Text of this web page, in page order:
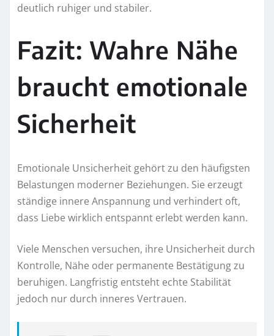
deutlich ruhiger und stabiler.
Fazit: Wahre Nähe
braucht emotionale
Sicherheit
Emotionale Unsicherheit gehört zu den häufigsten
Belastungen moderner Beziehungen. Sie erzeugt
ständige innere Anspannung und verhindert oft,
dass Liebe wirklich entspannt erlebt werden kann.
Viele Menschen versuchen, ihre Unsicherheit durch
Kontrolle, Nähe oder permanente Bestätigung zu
beruhigen. Langfristig entsteht echte Stabilität
jedoch nur durch inneres Vertrauen.